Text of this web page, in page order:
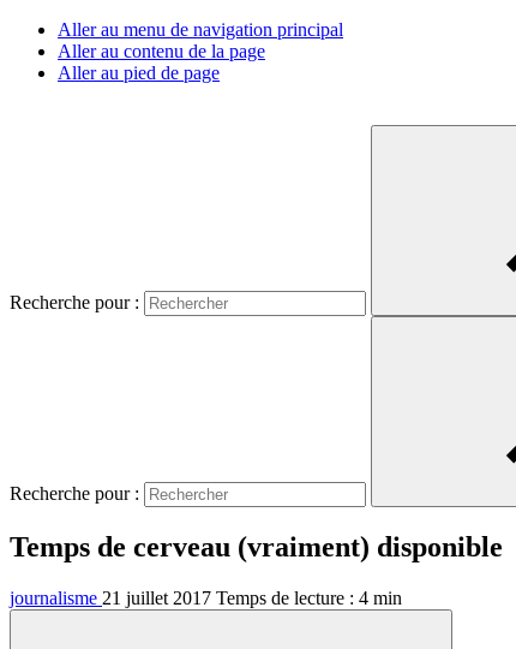
Aller au menu de navigation principal
Aller au contenu de la page
Aller au pied de page
Recherche pour :
Recherche pour :
Temps de cerveau (vraiment) disponible
journalisme 21 juillet 2017 Temps de lecture : 4 min